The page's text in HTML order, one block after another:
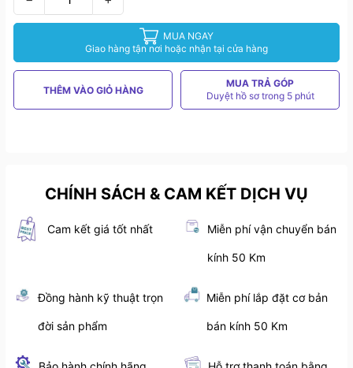
MUA NGAY
Giao hàng tận nơi hoặc nhận tại cửa hàng
THÊM VÀO GIỎ HÀNG
MUA TRẢ GÓP
Duyệt hồ sơ trong 5 phút
CHÍNH SÁCH & CAM KẾT DỊCH VỤ
Cam kết giá tốt nhất Miễn phí vận chuyển bán
kính 50 Km
Đồng hành kỹ thuật trọn
đời sản phẩm
Miễn phí lắp đặt cơ bản
bán kính 50 Km